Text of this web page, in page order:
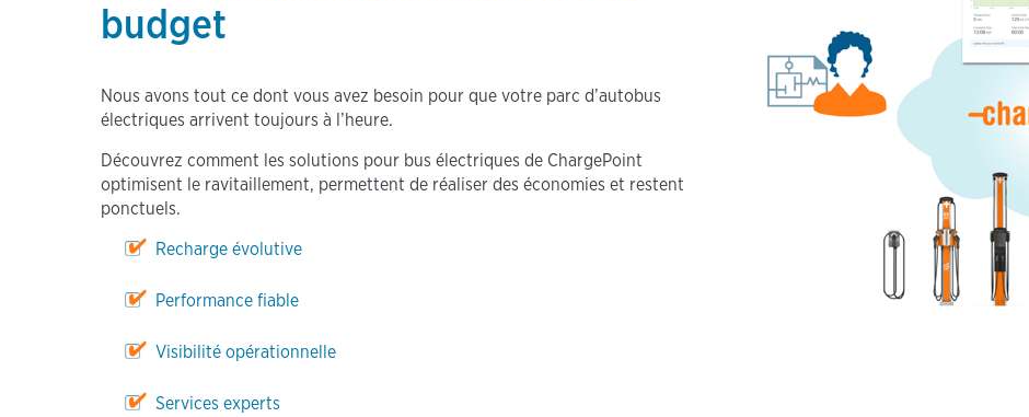
budget
Nous avons tout ce dont vous avez besoin pour que votre parc d’autobus
électriques arrivent toujours à l’heure.
Découvrez comment les solutions pour bus électriques de ChargePoint
optimisent le ravitaillement, permettent de réaliser des économies et restent
ponctuels.
Recharge évolutive
Performance fiable
Visibilité opérationnelle
Services experts